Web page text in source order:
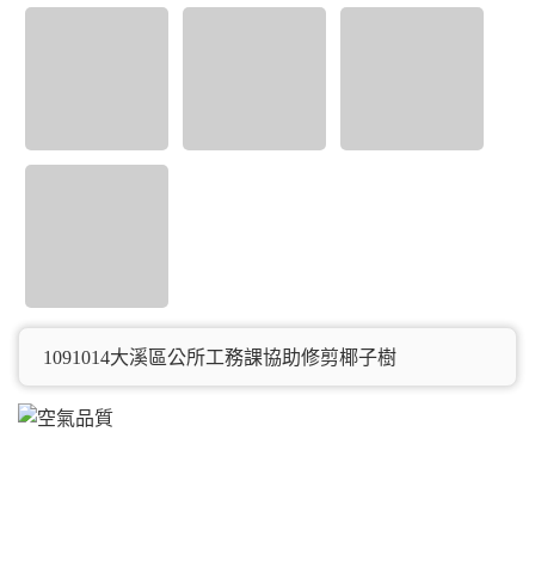
1091014大溪區公所工務課協助修剪椰子樹